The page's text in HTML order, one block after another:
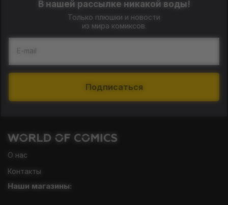
В нашей рассылке никакой воды!
Только плюшки и новости
из мира комиксов.
E-mail
Подписаться
О нас
Контакты
Наши магазины: